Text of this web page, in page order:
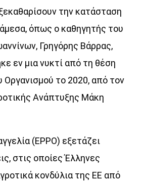
την κατάσταση
όπως ο καθηγητής του
Γρηγόρης Βάρρας,
εν µια νυκτί από τη θέση
Οργανισµού το 2020, από τον
Ανάπτυξης Μάκη
(EPPO) εξετάζει
στις οποίες Έλληνες
κονδύλια της ΕΕ από